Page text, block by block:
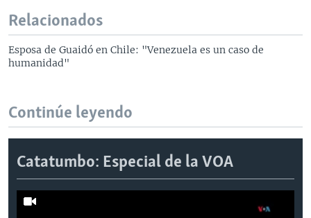
Relacionados
Esposa de Guaidó en Chile: "Venezuela es un caso de
humanidad"
Continúe leyendo
Catatumbo: Especial de la VOA